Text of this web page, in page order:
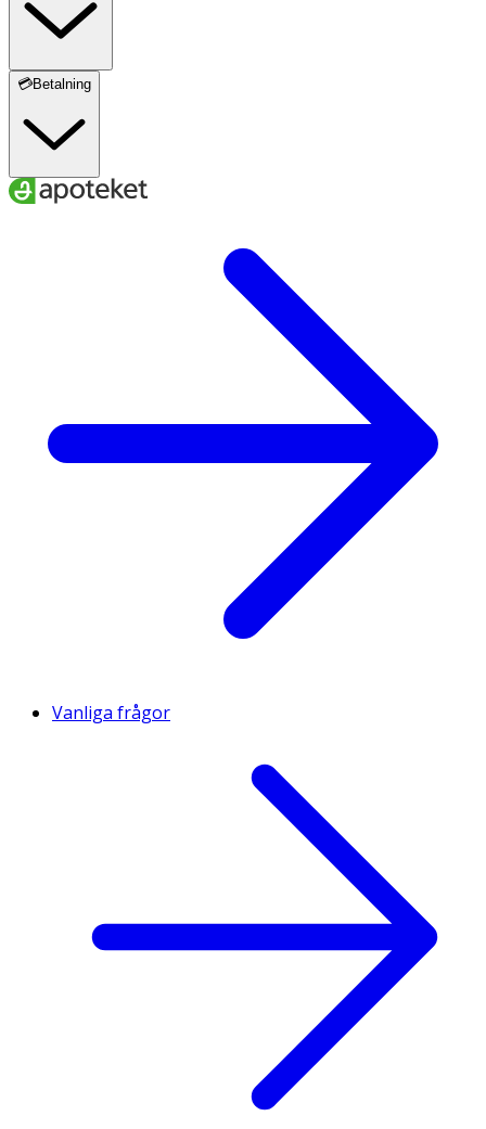
💳Betalning
Vanliga frågor